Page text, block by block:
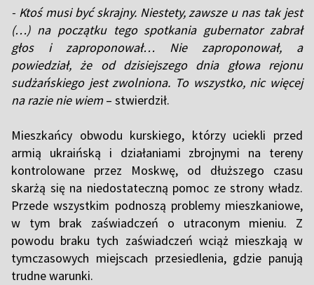
- Ktoś musi być skrajny. Niestety, zawsze u nas tak jest
(…) na początku tego spotkania gubernator zabrał
głos i zaproponował… Nie zaproponował, a
powiedział, że od dzisiejszego dnia głowa rejonu
sudżańskiego jest zwolniona. To wszystko, nic więcej
na razie nie wiem – stwierdził.
Mieszkańcy obwodu kurskiego, którzy uciekli przed
armią ukraińską i działaniami zbrojnymi na tereny
kontrolowane przez Moskwę, od dłuższego czasu
skarżą się na niedostateczną pomoc ze strony władz.
Przede wszystkim podnoszą problemy mieszkaniowe,
w tym brak zaświadczeń o utraconym mieniu. Z
powodu braku tych zaświadczeń wciąż mieszkają w
tymczasowych miejscach przesiedlenia, gdzie panują
trudne warunki.